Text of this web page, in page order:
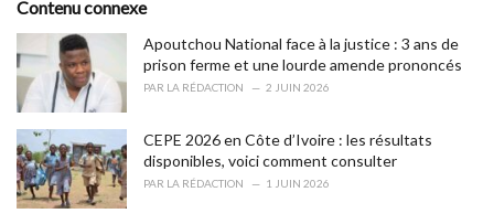
r
e
:
Contenu connexe
Apoutchou National face à la justice : 3 ans de
prison ferme et une lourde amende prononcés
PAR LA RÉDACTION 2 JUIN 2026
CEPE 2026 en Côte d’Ivoire : les résultats
disponibles, voici comment consulter
PAR LA RÉDACTION 1 JUIN 2026